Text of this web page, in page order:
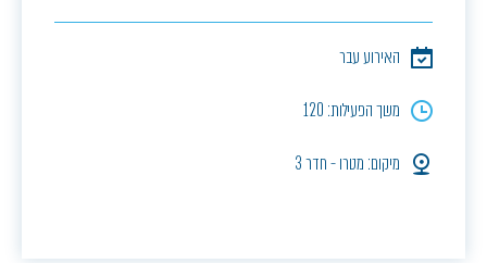
האירוע עבר
משך הפעילות: 120
מיקום: מטרו - חדר 3